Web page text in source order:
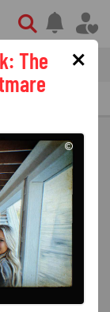
nieuws
×
The
©